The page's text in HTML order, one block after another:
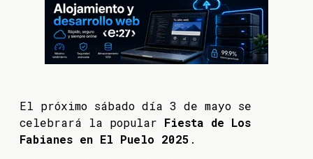
El próximo sábado día 3 de mayo se
celebrará la popular Fiesta de Los
Fabianes en El Puelo 2025 .